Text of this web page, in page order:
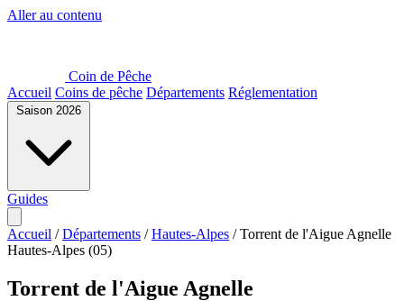
Aller au contenu
Coin de Pêche
Accueil Coins de pêche Départements Réglementation
Saison 2026
Guides
Accueil / Départements / Hautes-Alpes / Torrent de l'Aigue Agnelle
Hautes-Alpes (05)
Torrent de l'Aigue Agnelle